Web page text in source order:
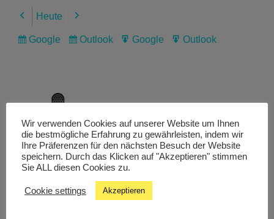
Previous
Heute Next
Subscribe
Google
Subscribe
Outlook
Export
Google
Export
Outlook
Livestream
Studiochat
Wir verwenden Cookies auf unserer Website um Ihnen
die bestmögliche Erfahrung zu gewährleisten, indem wir
Ihre Präferenzen für den nächsten Besuch der Website
speichern. Durch das Klicken auf "Akzeptieren" stimmen
Sie ALL diesen Cookies zu.
Cookie settings Akzeptieren